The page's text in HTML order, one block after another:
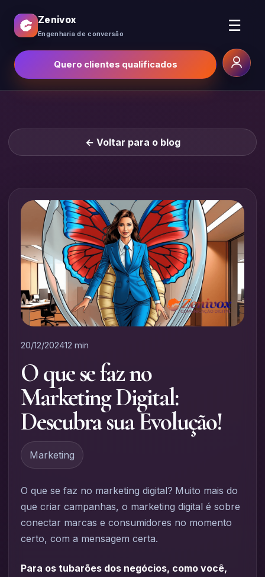
Zenivox
Engenharia de conversão ☰
Quero clientes qualificados
← Voltar para o blog
20/12/202412 min
O que se faz no
Marketing Digital:
Descubra sua Evolução!
Marketing
O que se faz no marketing digital? Muito mais do
que criar campanhas, o marketing digital é sobre
conectar marcas e consumidores no momento
certo, com a mensagem certa.
Para os tubarões dos negócios, como você,